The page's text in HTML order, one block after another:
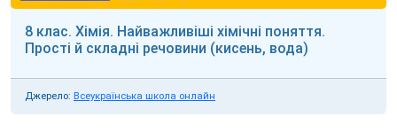
8 клас. Хімія. Найважливіші хімічні поняття.
Прості й складні речовини (кисень, вода)
Джерело: Всеукраїнська школа онлайн